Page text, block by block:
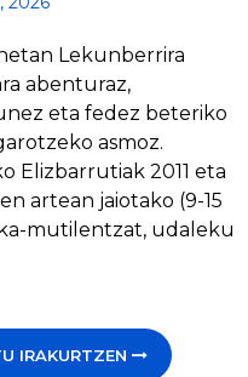
Lekunberrira
abenturaz,
eta fedez beteriko
asmoz.
Elizbarrutiak 2011 eta
artean jaiotako (9-15
mutilentzat, udaleku
IRAKURTZEN